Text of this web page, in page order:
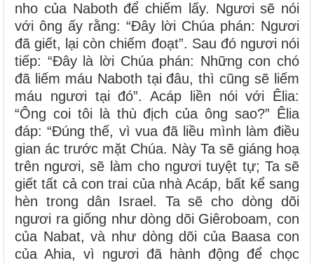
nho của Naboth để chiếm lấy. Ngươi sẽ nói
với ông ấy rằng: “Ðây lời Chúa phán: Ngươi
đã giết, lại còn chiếm đoạt”. Sau đó ngươi nói
tiếp: “Ðây là lời Chúa phán: Những con chó
đã liếm máu Naboth tại đâu, thì cũng sẽ liếm
máu ngươi tại đó”. Acáp liền nói với Êlia:
“Ông coi tôi là thù địch của ông sao?” Êlia
đáp: “Ðúng thế, vì vua đã liều mình làm điều
gian ác trước mặt Chúa. Này Ta sẽ giáng hoạ
trên ngươi, sẽ làm cho ngươi tuyệt tự; Ta sẽ
giết tất cả con trai của nhà Acáp, bất kể sang
hèn trong dân Israel. Ta sẽ cho dòng dõi
ngươi ra giống như dòng dõi Giêroboam, con
của Nabat, và như dòng dõi của Baasa con
của Ahia, vì ngươi đã hành động để chọc